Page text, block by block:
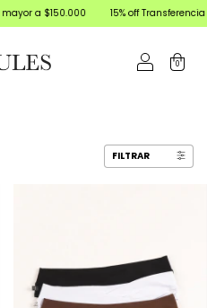
15% off Transferencia bancaria | 3 y 6
0
FILTRAR